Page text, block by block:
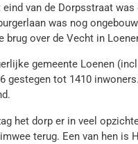
van de Dorpsstraat
was nog
brug over de Vecht in
gemeente Loenen
gestegen tot 1410
het dorp er in veel
terug. Een van hen is